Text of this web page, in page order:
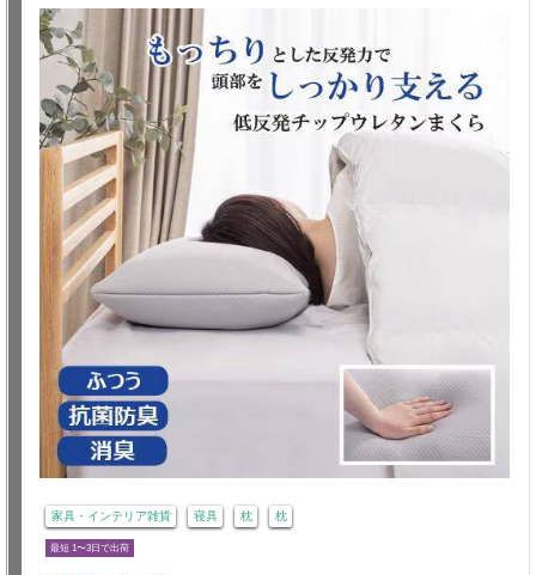
家具・インテリア雑貨 寝具 枕 枕
最短 1〜3日で出荷